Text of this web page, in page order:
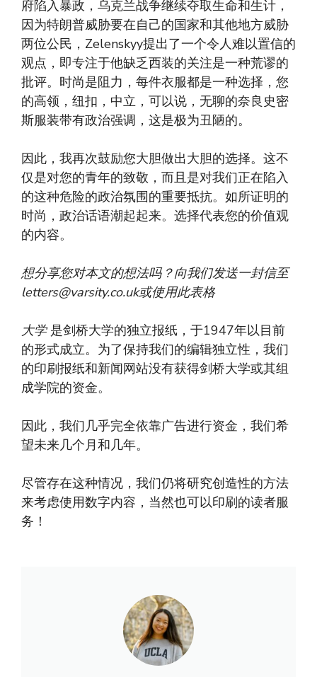
府陷入暴政，乌克兰战争继续夺取生命和生计，
因为特朗普威胁要在自己的国家和其他地方威胁
两位公民，Zelenskyy提出了一个令人难以置信的
观点，即专注于他缺乏西装的关注是一种荒谬的
批评。时尚是阻力，每件衣服都是一种选择，您
的高领，纽扣，中立，可以说，无聊的奈良史密
斯服装带有政治强调，这是极为丑陋的。
因此，我再次鼓励您大胆做出大胆的选择。这不
仅是对您的青年的致敬，而且是对我们正在陷入
的这种危险的政治氛围的重要抵抗。如所证明的
时尚，政治话语潮起起来。选择代表您的价值观
的内容。
想分享您对本文的想法吗？向我们发送一封信至
letters@varsity.co.uk或使用此表格
大学是剑桥大学的独立报纸，于1947年以目前
的形式成立。为了保持我们的编辑独立性，我们
的印刷报纸和新闻网站没有获得剑桥大学或其组
成学院的资金。
因此，我们几乎完全依靠广告进行资金，我们希
望未来几个月和几年。
尽管存在这种情况，我们仍将研究创造性的方法
来考虑使用数字内容，当然也可以印刷的读者服
务！